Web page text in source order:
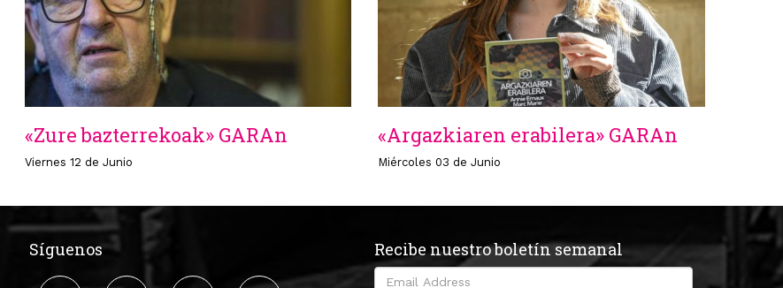
«Zure bazterrekoak» GARAn
Viernes 12 de Junio
«Argazkiaren erabilera» GARAn
Miércoles 03 de Junio
Síguenos Recibe nuestro boletín semanal